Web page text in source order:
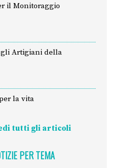
il Monitoraggio
gli Artigiani della
la vita
tutti gli articoli
PER TEMA